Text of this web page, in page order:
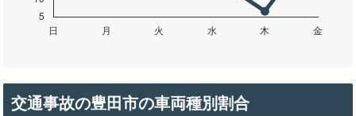
交通事故の豊田市の車両種別割合